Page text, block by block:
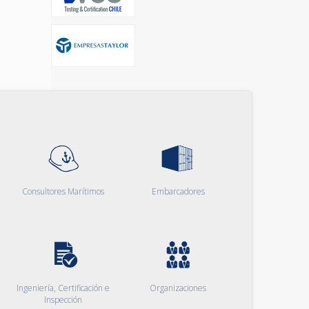
Consultores Marítimos Embarcadores
Ingeniería, Certificación e
Inspección
Organizaciones